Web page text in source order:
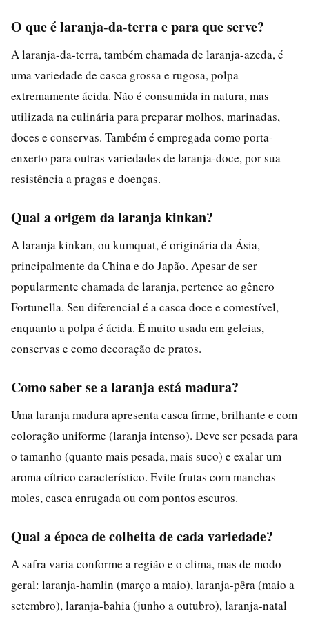
O que é laranja-da-terra e para que serve?
A laranja-da-terra, também chamada de laranja-azeda, é
uma variedade de casca grossa e rugosa, polpa
extremamente ácida. Não é consumida in natura, mas
utilizada na culinária para preparar molhos, marinadas,
doces e conservas. Também é empregada como porta-
enxerto para outras variedades de laranja-doce, por sua
resistência a pragas e doenças.
Qual a origem da laranja kinkan?
A laranja kinkan, ou kumquat, é originária da Ásia,
principalmente da China e do Japão. Apesar de ser
popularmente chamada de laranja, pertence ao gênero
Fortunella. Seu diferencial é a casca doce e comestível,
enquanto a polpa é ácida. É muito usada em geleias,
conservas e como decoração de pratos.
Como saber se a laranja está madura?
Uma laranja madura apresenta casca firme, brilhante e com
coloração uniforme (laranja intenso). Deve ser pesada para
o tamanho (quanto mais pesada, mais suco) e exalar um
aroma cítrico característico. Evite frutas com manchas
moles, casca enrugada ou com pontos escuros.
Qual a época de colheita de cada variedade?
A safra varia conforme a região e o clima, mas de modo
geral: laranja-hamlin (março a maio), laranja-pêra (maio a
setembro), laranja-bahia (junho a outubro), laranja-natal